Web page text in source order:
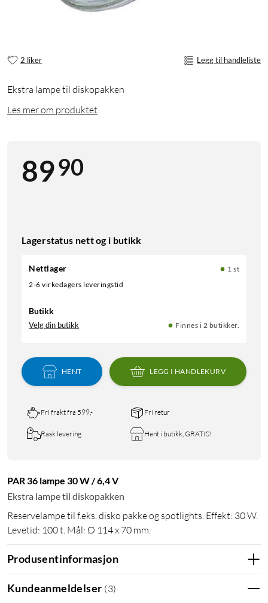
2 liker Legg til handleliste
Ekstra lampe til diskopakken
Les mer om produktet
8990
Lagerstatus nett og i butikk
Nettlager
1 st
2-6 virkedagers leveringstid
Butikk
Velg din butikk Finnes i 2 butikker.
HENT LEGG I HANDLEKURV
Fri frakt fra 599,- Fri retur
Rask levering Hent i butikk, GRATIS!
PAR 36 lampe 30 W / 6,4 V
Ekstra lampe til diskopakken
Reservelampe til f.eks. disko pakke og spotlights. Effekt: 30 W.
Levetid: 100 t. Mål: Ø 114 x 70 mm.
Produsentinformasjon
Kundeanmeldelser (3)